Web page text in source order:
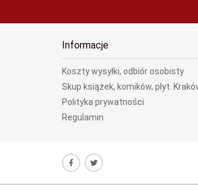
Informacje
Koszty wysyłki, odbiór osobisty
Skup książek, komików, płyt.
Polityka prywatności
Regulamin